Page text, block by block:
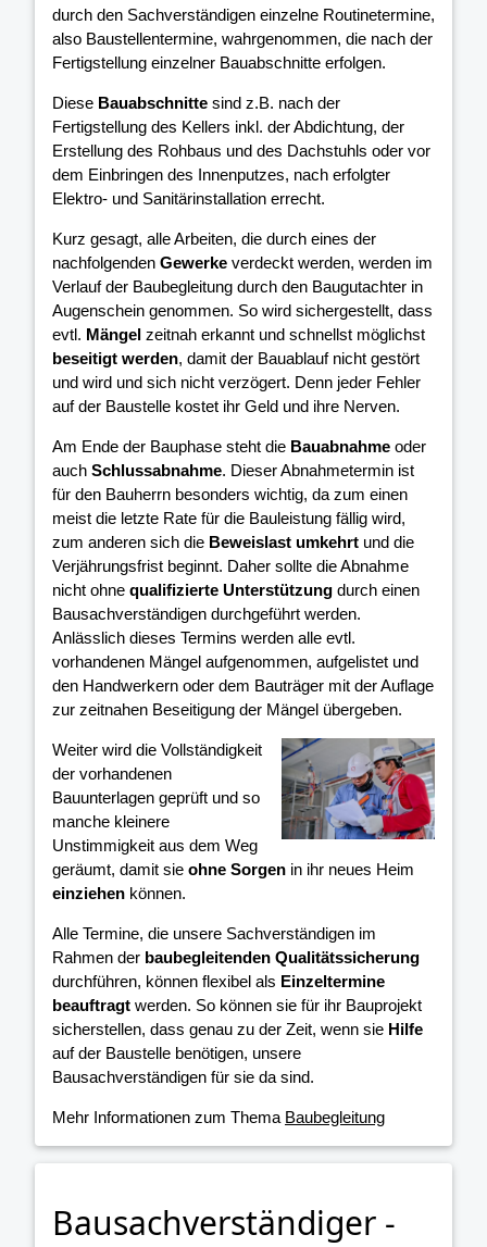
durch den Sachverständigen einzelne Routinetermine,
also Baustellentermine, wahrgenommen, die nach der
Fertigstellung einzelner Bauabschnitte erfolgen.
Diese Bauabschnitte sind z.B. nach der
Fertigstellung des Kellers inkl. der Abdichtung, der
Erstellung des Rohbaus und des Dachstuhls oder vor
dem Einbringen des Innenputzes, nach erfolgter
Elektro- und Sanitärinstallation errecht.
Kurz gesagt, alle Arbeiten, die durch eines der
nachfolgenden Gewerke verdeckt werden, werden im
Verlauf der Baubegleitung durch den Baugutachter in
Augenschein genommen. So wird sichergestellt, dass
evtl. Mängel zeitnah erkannt und schnellst möglichst
beseitigt werden, damit der Bauablauf nicht gestört
und wird und sich nicht verzögert. Denn jeder Fehler
auf der Baustelle kostet ihr Geld und ihre Nerven.
Am Ende der Bauphase steht die Bauabnahme oder
auch Schlussabnahme. Dieser Abnahmetermin ist
für den Bauherrn besonders wichtig, da zum einen
meist die letzte Rate für die Bauleistung fällig wird,
zum anderen sich die Beweislast umkehrt und die
Verjährungsfrist beginnt. Daher sollte die Abnahme
nicht ohne qualifizierte Unterstützung durch einen
Bausachverständigen durchgeführt werden.
Anlässlich dieses Termins werden alle evtl.
vorhandenen Mängel aufgenommen, aufgelistet und
den Handwerkern oder dem Bauträger mit der Auflage
zur zeitnahen Beseitigung der Mängel übergeben.
Weiter wird die Vollständigkeit
der vorhandenen
Bauunterlagen geprüft und so
manche kleinere
Unstimmigkeit aus dem Weg
geräumt, damit sie ohne Sorgen in ihr neues Heim
einziehen können.
Alle Termine, die unsere Sachverständigen im
Rahmen der baubegleitenden Qualitätssicherung
durchführen, können flexibel als Einzeltermine
beauftragt werden. So können sie für ihr Bauprojekt
sicherstellen, dass genau zu der Zeit, wenn sie Hilfe
auf der Baustelle benötigen, unsere
Bausachverständigen für sie da sind.
Mehr Informationen zum Thema Baubegleitung
Bausachverständiger -